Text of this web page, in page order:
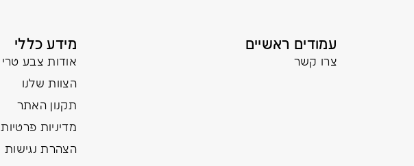
עמודים ראשיים
צרו קשר
מידע כללי
אודות צבע טרי
הצוות שלנו
תקנון האתר
מדיניות פרטיות
הצהרת נגישות